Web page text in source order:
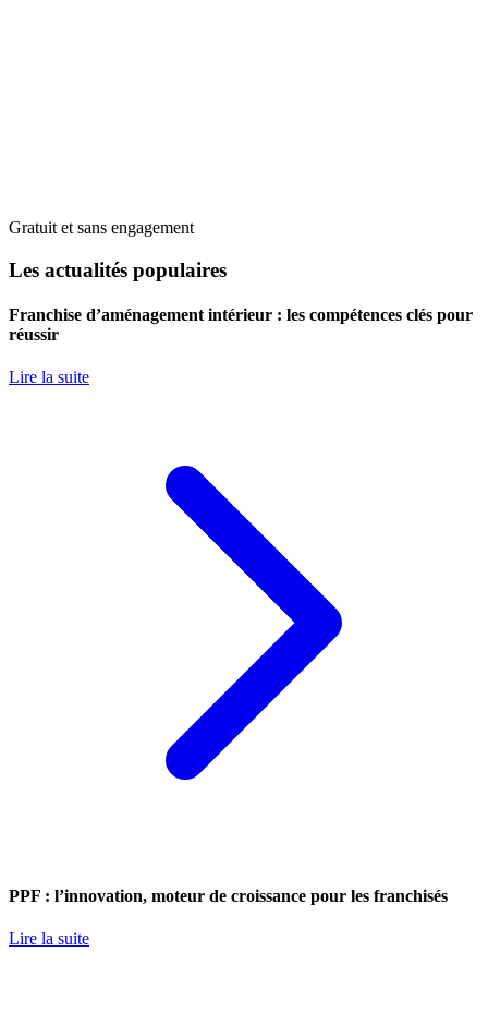
Gratuit et sans engagement
Les actualités populaires
Franchise d’aménagement intérieur : les compétences clés pour
réussir
Lire la suite
PPF : l’innovation, moteur de croissance pour les franchisés
Lire la suite